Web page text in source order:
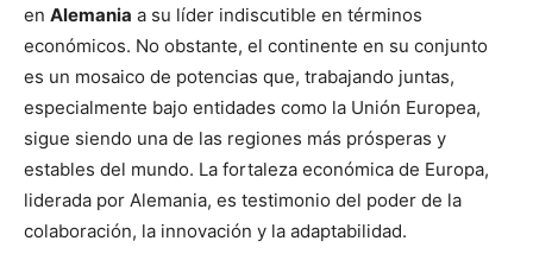
en Alemania a su líder indiscutible en términos
económicos. No obstante, el continente en su conjunto
es un mosaico de potencias que, trabajando juntas,
especialmente bajo entidades como la Unión Europea,
sigue siendo una de las regiones más prósperas y
estables del mundo. La fortaleza económica de Europa,
liderada por Alemania, es testimonio del poder de la
colaboración, la innovación y la adaptabilidad.